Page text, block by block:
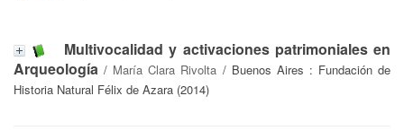
Multivocalidad y activaciones patrimoniales en
Arqueología / María Clara Rivolta / Buenos Aires : Fundación de
Historia Natural Félix de Azara (2014)